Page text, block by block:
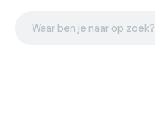
Waar ben je naar op zoek?